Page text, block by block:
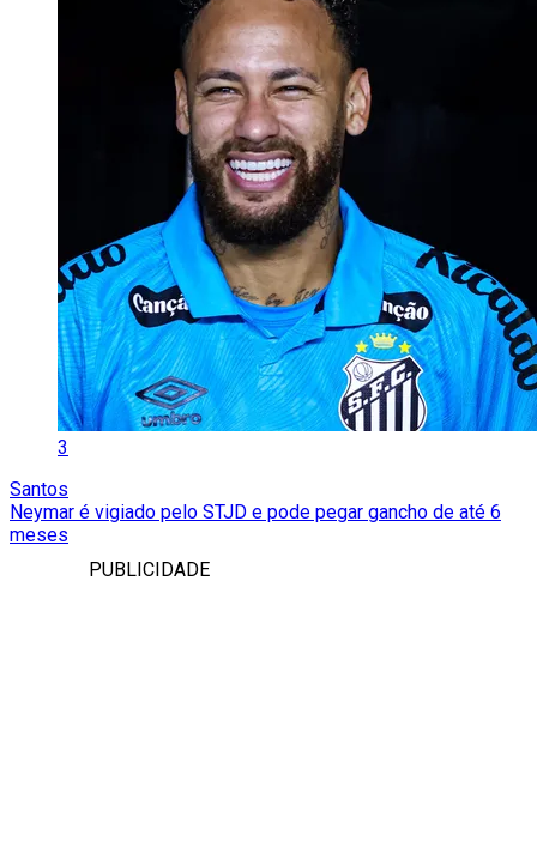
3
Santos
Neymar é vigiado pelo STJD e pode pegar gancho de até 6
meses
PUBLICIDADE